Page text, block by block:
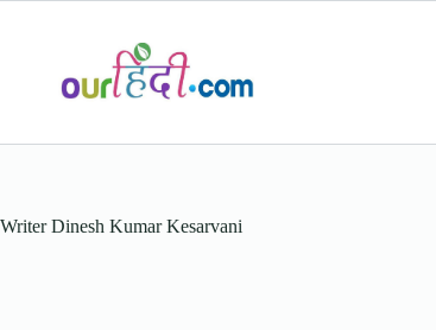
WriterDinesh Kumar Kesarvani